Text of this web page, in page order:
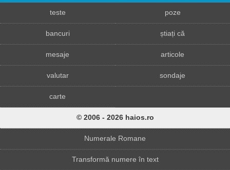
teste poze
bancuri știați că
mesaje articole
valutar sondaje
carte
© 2006 - 2026 haios.ro
Numerale Romane
Transformă numere în text